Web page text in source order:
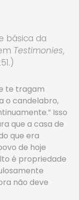
básica da
Testimonies,
te tragam
o candelabro,
Isso
que a casa de
que era
de hoje
é propriedade
não deve